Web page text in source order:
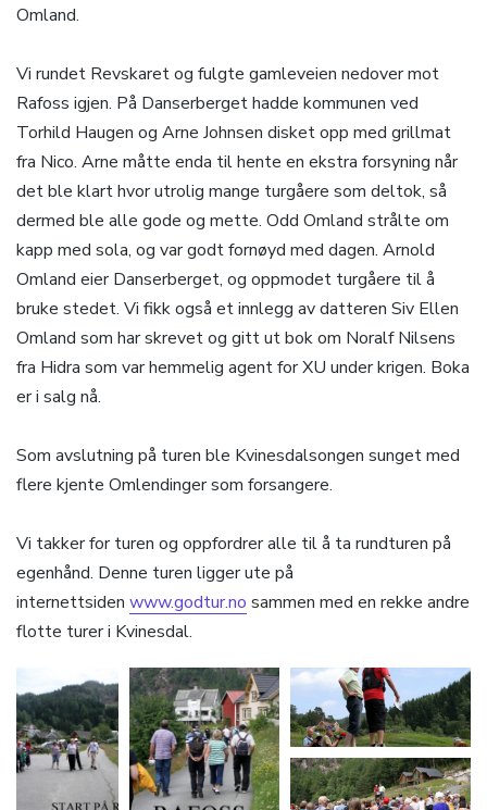
Omland.
Vi rundet Revskaret og fulgte gamleveien nedover mot
Rafoss igjen. På Danserberget hadde kommunen ved
Torhild Haugen og Arne Johnsen disket opp med grillmat
fra Nico. Arne måtte enda til hente en ekstra forsyning når
det ble klart hvor utrolig mange turgåere som deltok, så
dermed ble alle gode og mette. Odd Omland strålte om
kapp med sola, og var godt fornøyd med dagen. Arnold
Omland eier Danserberget, og oppmodet turgåere til å
bruke stedet. Vi fikk også et innlegg av datteren Siv Ellen
Omland som har skrevet og gitt ut bok om Noralf Nilsens
fra Hidra som var hemmelig agent for XU under krigen. Boka
er i salg nå.
Som avslutning på turen ble Kvinesdalsongen sunget med
flere kjente Omlendinger som forsangere.
Vi takker for turen og oppfordrer alle til å ta rundturen på
egenhånd. Denne turen ligger ute på
internettsiden www.godtur.no sammen med en rekke andre
flotte turer i Kvinesdal.